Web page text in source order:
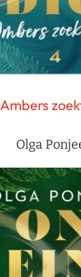
Ambers
Olga